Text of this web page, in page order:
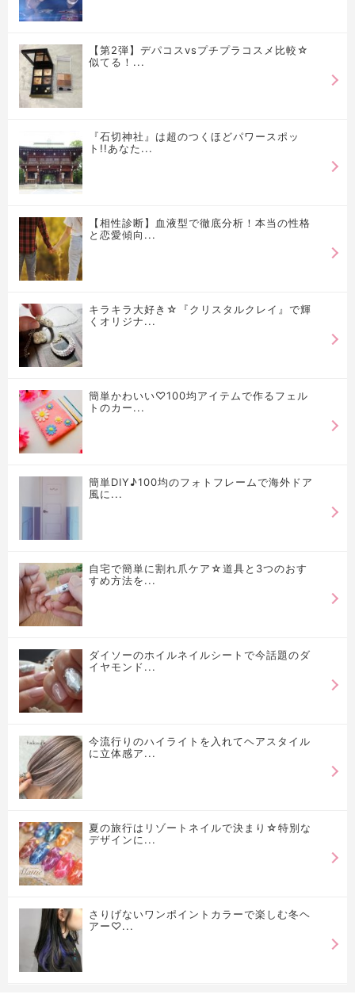
【第2弾】デパコスvsプチプラコスメ比較☆
似てる！...
『石切神社』は超のつくほどパワースポッ
ト!!あなた...
【相性診断】血液型で徹底分析！本当の性格
と恋愛傾向...
キラキラ大好き☆『クリスタルクレイ』で輝
くオリジナ...
簡単かわいい♡100均アイテムで作るフェル
トのカー...
簡単DIY♪100均のフォトフレームで海外ドア
風に...
自宅で簡単に割れ爪ケア☆道具と3つのおす
すめ方法を...
ダイソーのホイルネイルシートで今話題のダ
イヤモンド...
今流行りのハイライトを入れてヘアスタイル
に立体感ア...
夏の旅行はリゾートネイルで決まり☆特別な
デザインに...
さりげないワンポイントカラーで楽しむ冬ヘ
アー♡...